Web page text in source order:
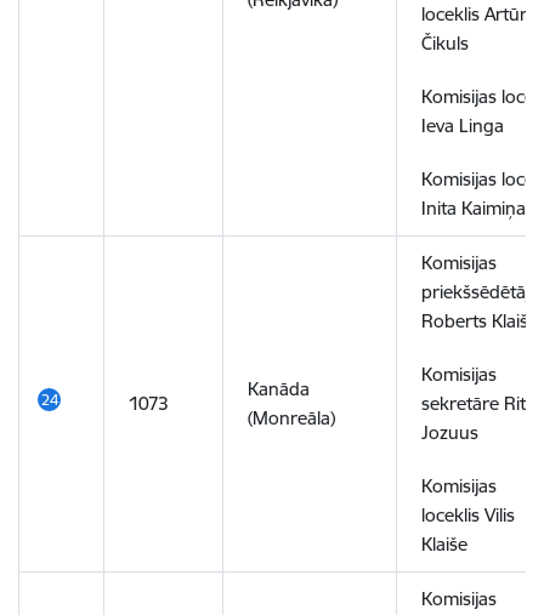
loceklis Artūrs
Čikuls
Komisijas
Ieva Linga
Komisijas
Inita Kaimiņa
1073
Kanāda
(Monreāla)
Komisijas
priekšsēdētājs
Roberts Klaiše
Komisijas
sekretāre Rita
Jozuus
Komisijas
loceklis Vilis
Klaiše
Komisijas